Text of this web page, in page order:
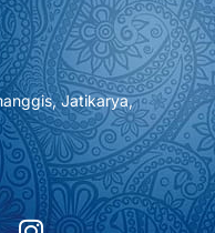
Jatikarya,